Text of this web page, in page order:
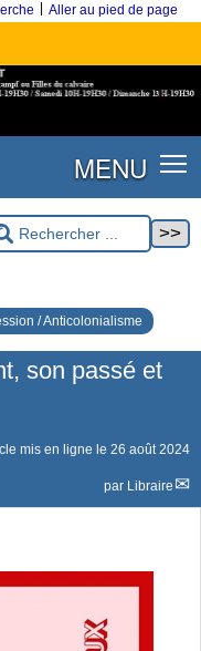
Aller au pied de page
MENU
/ Anticolonialisme
son passé et
mis en ligne le 26 août 2024
par Libraire